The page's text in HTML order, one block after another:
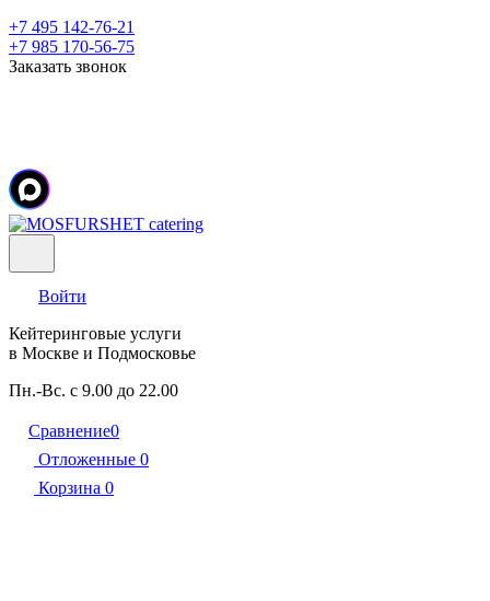
+7 495 142-76-21
+7 985 170-56-75
Заказать звонок
Войти
Кейтеринговые услуги
в Москве и Подмосковье
Пн.-Вс. с 9.00 до 22.00
Сравнение0
Отложенные 0
Корзина 0